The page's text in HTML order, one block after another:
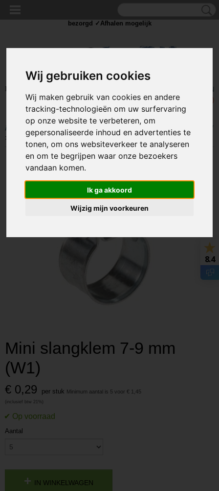
Wij gebruiken cookies
Wij maken gebruik van cookies en andere
tracking-technologieën om uw surfervaring
op onze website te verbeteren, om
gepersonaliseerde inhoud en advertenties te
tonen, om ons websiteverkeer te analyseren
en om te begrijpen waar onze bezoekers
vandaan komen.
Ik ga akkoord
Wijzig mijn voorkeuren
Inloggen
UW WINKELWAGEN
Geen producten
(0)
Home IJZERWAREN SLANGKLEMMEN >MINI SLANGKLEMMEN
>
Mini slangklem 7-9 mm (W1)
Mini slangklem 7-9 mm
(W1)
€ 0,29 per stuk Minimum aantal is 5 voor € 1,45
Aantal
IN WINKELWAGEN
bezorgd ✓Afhalen mogelijk
8.4